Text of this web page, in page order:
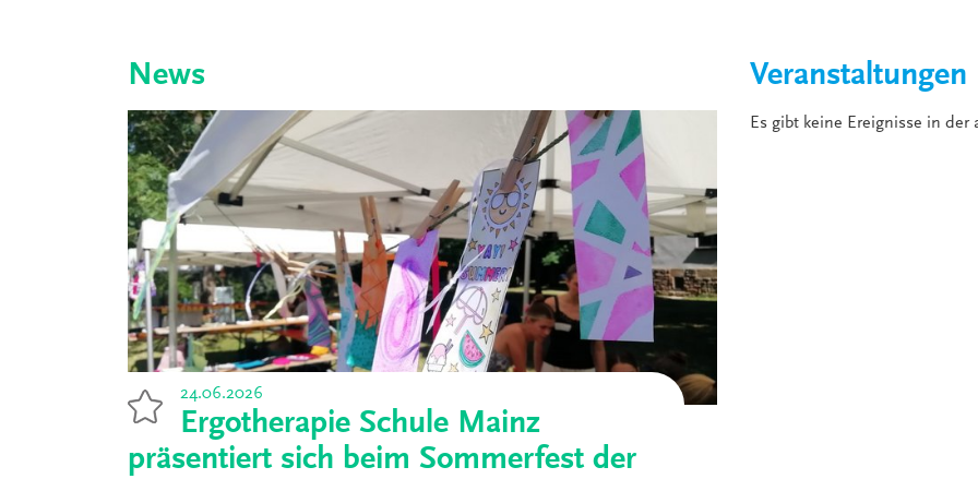
News
24.06.2026
Ergotherapie Schule Mainz
präsentiert sich beim Sommerfest der
Veranstaltungen
Es gibt keine Ereignisse in der